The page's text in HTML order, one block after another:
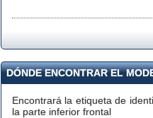
DÓNDE ENCONTRAR EL
Encontrará la etiqueta de
la parte inferior frontal